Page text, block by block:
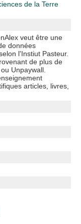
de la Terre
veut être une
données
l'Instiut Pasteur.
de plus de
Unpaywall.
articles, livres,